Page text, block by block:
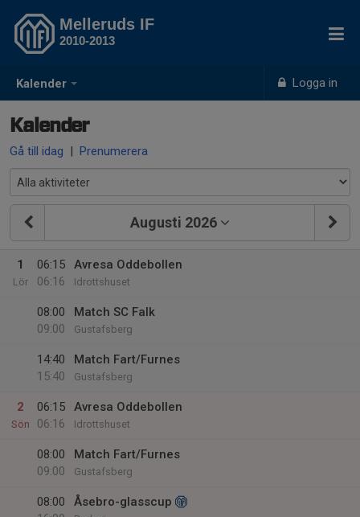
Kalender Logga in
Melleruds IF
2010-2013
Kalender
Gå till idag | Prenumerera
Augusti 2026
1
Lör
06:15
06:16
Avresa Oddebollen
Idrottshuset
08:00
09:00
Match SC Falk
Gustafsberg
14:40
15:40
Match Fart/Furnes
Gustafsberg
2
Sön
06:15
06:16
Avresa Oddebollen
Idrottshuset
08:00
09:00
Match Fart/Furnes
Gustafsberg
08:00
Åsebro-glasscup